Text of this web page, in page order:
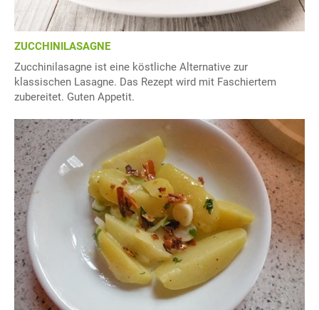
ZUCCHINILASAGNE
Zucchinilasagne ist eine köstliche Alternative zur
klassischen Lasagne. Das Rezept wird mit Faschiertem
zubereitet. Guten Appetit.